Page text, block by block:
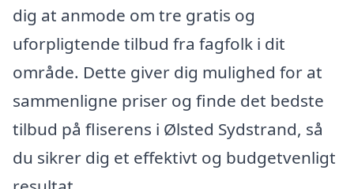
dig at anmode om tre gratis og
uforpligtende tilbud fra fagfolk i dit
område. Dette giver dig mulighed for at
sammenligne priser og finde det bedste
tilbud på fliserens i Ølsted Sydstrand, så
du sikrer dig et effektivt og budgetvenligt